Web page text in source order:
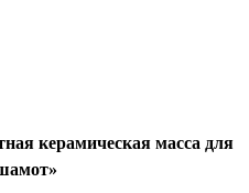
керамическая масса для